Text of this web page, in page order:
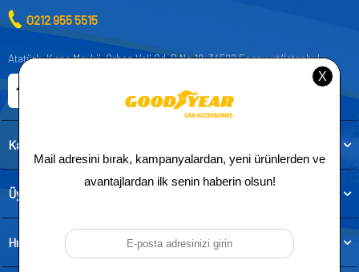
0212 955 5515
Atatürk, Kıraç Mevkii, Orhan Veli Cd. D:No:19, 34522 Esenyurt/İstanbul
Kategoriler
Üye
Hızlı Erişim